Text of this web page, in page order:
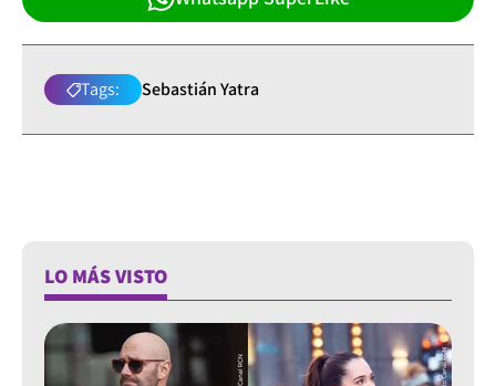
Tags: Sebastián Yatra
LO MÁS VISTO